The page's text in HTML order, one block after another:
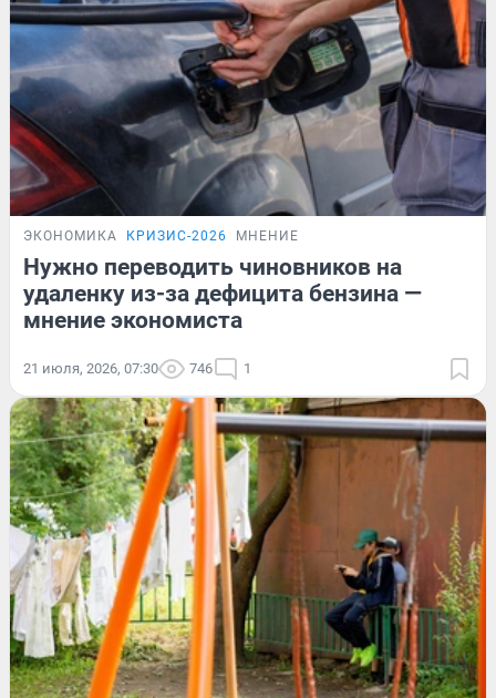
ЭКОНОМИКА КРИЗИС-2026 МНЕНИЕ
Нужно переводить чиновников на
удаленку из-за дефицита бензина —
мнение экономиста
21 июля, 2026, 07:30 746 1